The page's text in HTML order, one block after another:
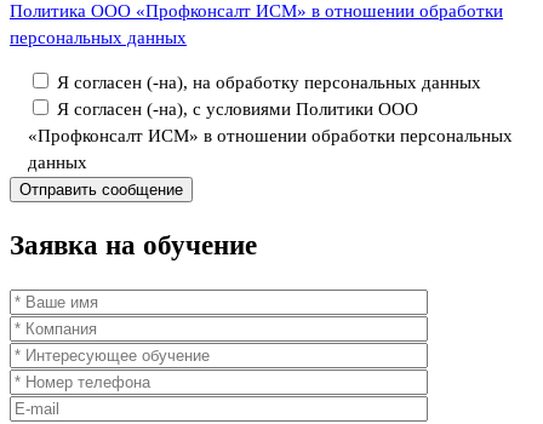
Политика ООО «Профконсалт ИСМ» в отношении обработки
персональных данных
Я согласен (-на), на обработку персональных данных
Я согласен (-на), с условиями Политики ООО
«Профконсалт ИСМ» в отношении обработки персональных
данных
Заявка на обучение